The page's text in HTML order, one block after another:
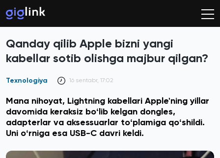
Qanday qilib Apple bizni yangi
kabellar sotib olishga majbur qilgan?
Texnologiya 16 sentabr, 17:02
Mana nihoyat, Lightning kabellari Apple'ning yillar
davomida keraksiz boʻlib kelgan dongles,
adapterlar va aksessuarlar toʻplamiga qoʻshildi.
Uni oʻrniga esa USB-C davri keldi.